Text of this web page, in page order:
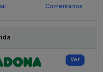
Comentarios
Ver